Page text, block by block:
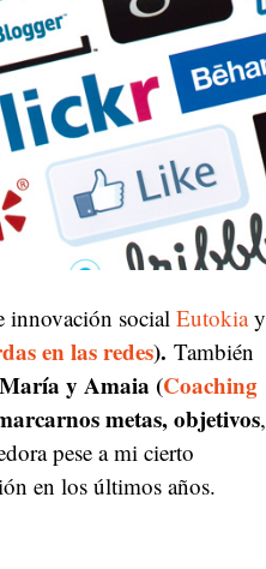
innovación social Eutokiay
en las redes). También
María y Amaia (Coaching
metas, objetivos,
pese a mi cierto
en los últimos años.